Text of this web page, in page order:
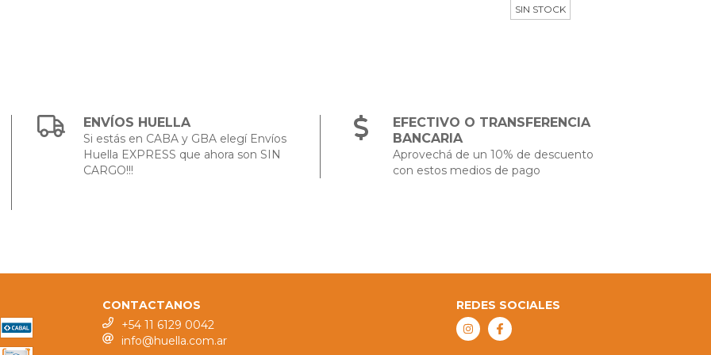
SIN STOCK
ENVÍOS HUELLA
Si estás en CABA y GBA elegí Envíos
Huella EXPRESS que ahora son SIN
CARGO!!!
EFECTIVO O TRANSFERENCIA
BANCARIA
Aprovechá de un 10% de descuento
con estos medios de pago
CONTACTANOS
+54 11 6129 0042
info@huella.com.ar
REDES SOCIALES